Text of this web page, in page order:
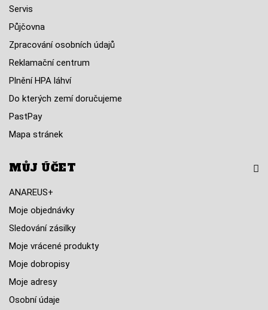
Servis
Půjčovna
Zpracování osobních údajů
Reklamační centrum
Plnění HPA láhví
Do kterých zemí doručujeme
PastPay
Mapa stránek
MŮJ ÚČET
ANAREUS+
Moje objednávky
Sledování zásilky
Moje vrácené produkty
Moje dobropisy
Moje adresy
Osobní údaje